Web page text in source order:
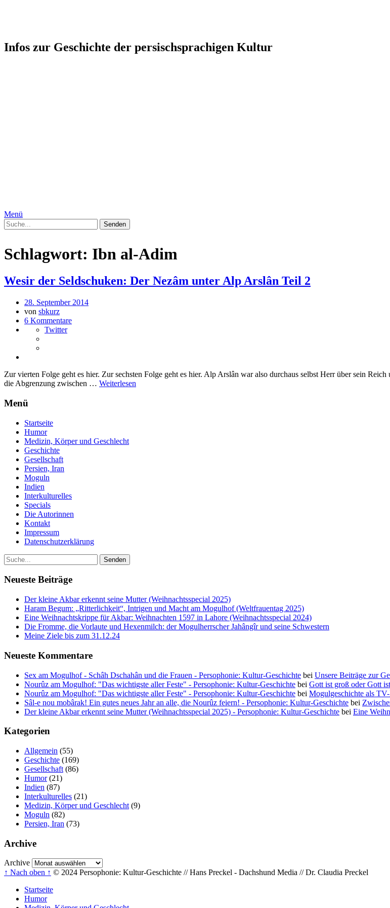
Infos zur Geschichte der persischsprachigen Kultur
Menü
Schlagwort: Ibn al-Adim
Wesir der Seldschuken: Der Nezâm unter Alp Arslân Teil 2
28. September 2014
von sbkurz
6 Kommentare
Twitter
Zur vierten Folge geht es hier. Zur sechsten Folge geht es hier. Alp Arslân war also durchaus selbst Herr über sein
die Abgrenzung zwischen … Weiterlesen
Menü
Startseite
Humor
Medizin, Körper und Geschlecht
Geschichte
Gesellschaft
Persien, Iran
Moguln
Indien
Interkulturelles
Specials
Die Autorinnen
Kontakt
Impressum
Datenschutzerklärung
Neueste Beiträge
Der kleine Akbar erkennt seine Mutter (Weihnachtsspecial 2025)
Haram Begum: „Ritterlichkeit“, Intrigen und Macht am Mogulhof (Weltfrauentag 2025)
Eine Weihnachtskrippe für Akbar: Weihnachten 1597 in Lahore (Weihnachtsspecial 2024)
Die Fromme, die Vorlaute und Hexenmilch: der Mogulherrscher Jahângîr und seine Schwestern
Meine Ziele bis zum 31.12.24
Neueste Kommentare
Sex am Mogulhof - Schâh Dschahân und die Frauen - Persophonie: Kultur-Geschichte bei Unsere Beiträge zur
Nourûz am Mogulhof: "Das wichtigste aller Feste" - Persophonie: Kultur-Geschichte bei Gott ist groß oder Gott
Nourûz am Mogulhof: "Das wichtigste aller Feste" - Persophonie: Kultur-Geschichte bei Mogulgeschichte als
Sâl-e nou mobârak! Ein gutes neues Jahr an alle, die Nourûz feiern! - Persophonie: Kultur-Geschichte bei
Der kleine Akbar erkennt seine Mutter (Weihnachtsspecial 2025) - Persophonie: Kultur-Geschichte bei Eine
Kategorien
Allgemein (55)
Geschichte (169)
Gesellschaft (86)
Humor(21)
Indien (87)
Interkulturelles (21)
Medizin, Körper und Geschlecht (9)
Moguln (82)
Persien, Iran (73)
Archive
Archive
↑ Nach oben ↑ © 2024 Persophonie: Kultur-Geschichte // Hans Preckel - Dachshund Media // Dr. Claudia Preckel
Startseite
Humor